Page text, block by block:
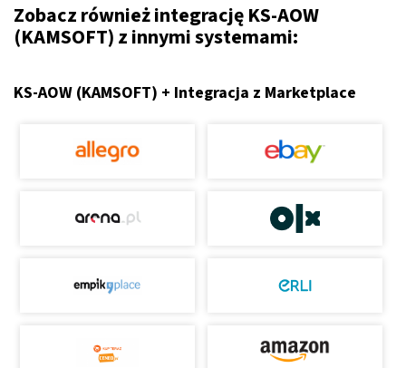
Zobacz również integrację KS-AOW
(KAMSOFT) z innymi systemami:
KS-AOW (KAMSOFT) + Integracja z Marketplace